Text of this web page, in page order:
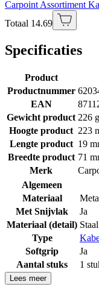
Carpoint Assortiment
Totaal 14.69
Specificaties
Product
Productnummer
EAN
Gewicht product 226
Hoogte product 223
Lengte product 19
Breedte product 71
Merk
Algemeen
Materiaal
Met Snijvlak
Ja
Materiaal (detail) Staal
Type
Softgrip
Ja
Aantal stuks
1
Lees meer